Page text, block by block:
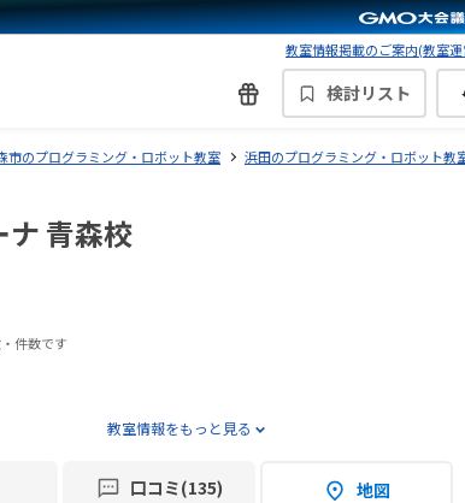
教室情報掲載のご案内(教室
検討リスト
市のプログラミング・ロボット教室 浜田のプログラミング・ロボット教
青森校
件数です
教室情報をもっと見る
口コミ(135) 地図